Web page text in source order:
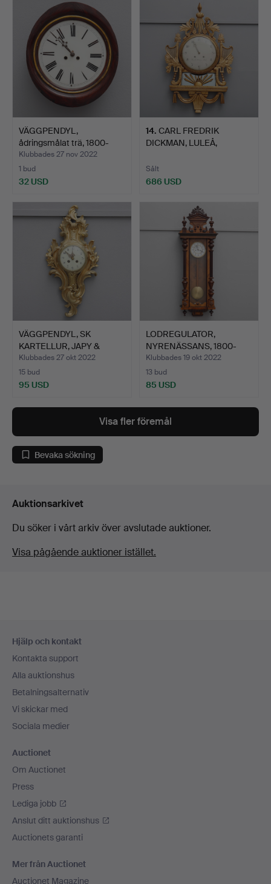
VÄGGPENDYL,
ådringsmålat trä, 1800-
talets …
Klubbades 27 nov 2022
1 bud
32 USD
14. CARL FREDRIK
DICKMAN, LULEÅ,
Sålt
686 USD
VÄGGPENDYL, SK
KARTELLUR, JAPY &
FRERES.
Klubbades 27 okt 2022
15 bud
95 USD
LODREGULATOR,
NYRENÄSSANS, 1800-
TALETS SLU…
Klubbades 19 okt 2022
13 bud
85 USD
Visa fler föremål
Bevaka sökning
Auktionsarkivet
Du söker i vårt arkiv över avslutade auktioner.
Visa pågående auktioner istället.
Hjälp och kontakt
Kontakta support
Alla auktionshus
Betalningsalternativ
Vi skickar med
Sociala medier
Auctionet
Om Auctionet
Press
Lediga jobb
Anslut ditt auktionshus
Auctionets garanti
Mer från Auctionet
Auctionet Magazine